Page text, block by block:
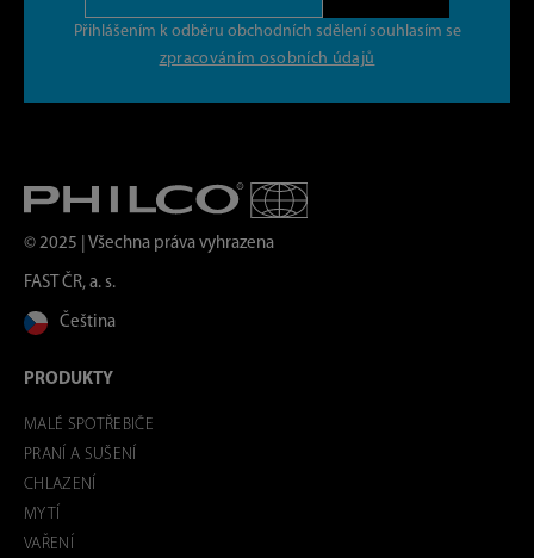
Přihlášením k odběru obchodních sdělení souhlasím se
zpracováním osobních údajů
© 2025 | Všechna práva vyhrazena
FAST ČR, a. s.
Čeština
PRODUKTY
MALÉ SPOTŘEBIČE
PRANÍ A SUŠENÍ
CHLAZENÍ
MYTÍ
VAŘENÍ